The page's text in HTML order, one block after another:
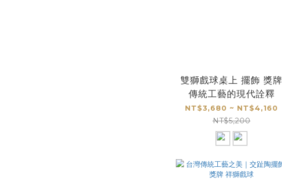
雙獅戲球桌上 擺飾 獎牌
傳統工藝的現代詮釋
NT$3,680 ~ NT$4,160
NT$5,200